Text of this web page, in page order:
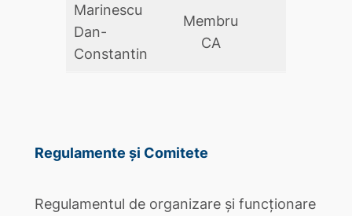
Marinescu
Dan-
Constantin
Membru
CA
Regulamente și Comitete
Regulamentul de organizare și funcționare